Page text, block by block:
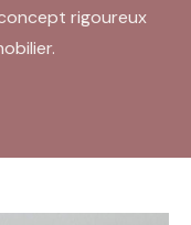
rigoureux